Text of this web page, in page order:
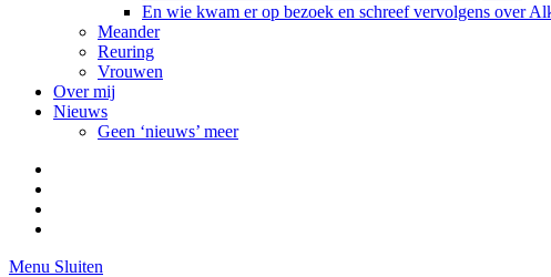
En wie kwam er op bezoek en schreef vervolgens over
Meander
Reuring
Vrouwen
Over mij
Nieuws
Geen ‘nieuws’ meer
Menu Sluiten